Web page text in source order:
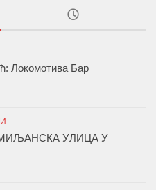
Локомотива Бар
УЛИЦА У